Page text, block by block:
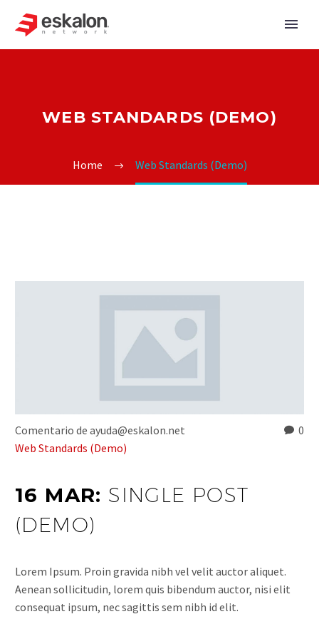
WEB STANDARDS (DEMO)
Home Web Standards (Demo)
0
Comentario de ayuda@eskalon.net
Web Standards (Demo)
16 MAR: SINGLE POST
(DEMO)
Lorem Ipsum. Proin gravida nibh vel velit auctor aliquet.
Aenean sollicitudin, lorem quis bibendum auctor, nisi elit
consequat ipsum, nec sagittis sem nibh id elit.